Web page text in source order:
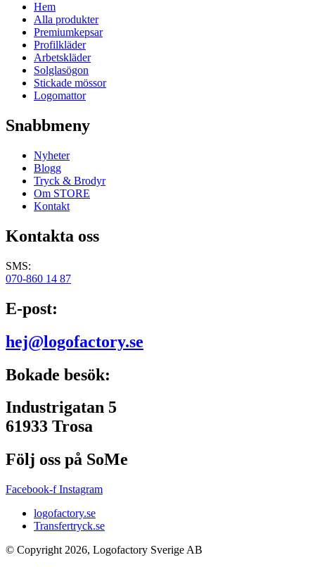
Hem
Alla produkter
Premiumkepsar
Profilkläder
Arbetskläder
Solglasögon
Stickade mössor
Logomattor
Snabbmeny
Nyheter
Blogg
Tryck & Brodyr
Om STORE
Kontakt
Kontakta oss
SMS:
070-860 14 87
E-post:
hej@logofactory.se
Bokade besök:
Industrigatan 5
61933 Trosa
Följ oss på SoMe
Facebook-f Instagram
logofactory.se
Transfertryck.se
© Copyright 2026, Logofactory Sverige AB